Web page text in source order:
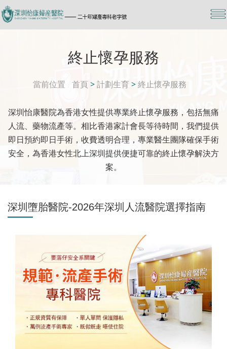
終止懷孕服務
當前位置 首頁 >計劃生育>終止懷孕服務
深圳怡康醫院為香港女性提供專業終止懷孕服務，包括無痛
人流、藥物流產等。相比香港家計會長等待時間，我們提供
即日預約即日手術，收費透明合理，專業醫生團隊確保手術
安全，為香港女性北上深圳提供便捷可靠的終止懷孕解決方
案。
深圳墮胎醫院-2026年深圳人流醫院選擇指南